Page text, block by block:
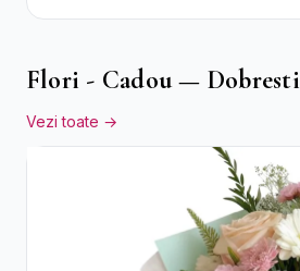
Trandafiri și Lisianthus
Flori - Cadou — Dobresti
Vezi toate →